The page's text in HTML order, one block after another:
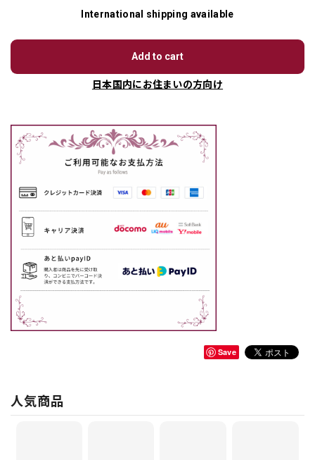
International shipping available
Add to cart
日本国内にお住まいの方向け
Save
人気商品